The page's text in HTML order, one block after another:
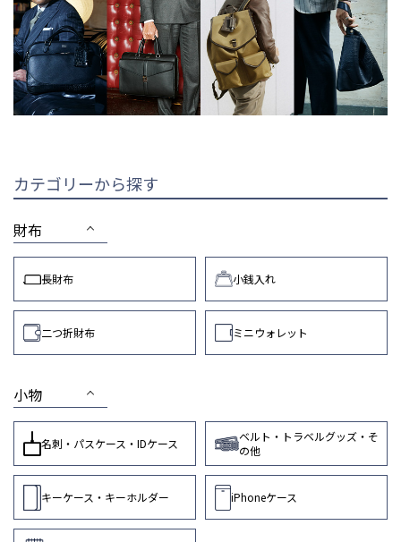
カテゴリーから探す
財布
長財布 小銭入れ
二つ折財布 ミニウォレット
小物
名刺・パスケース・IDケース
ベルト・トラベルグッズ・そ
の他
キーケース・キーホルダー iPhoneケース